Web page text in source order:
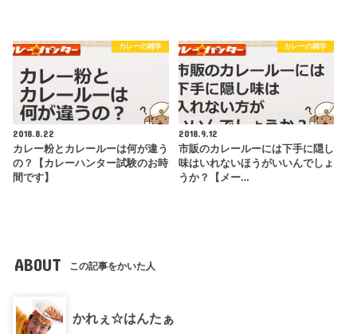
カレーの雑学
2018.8.22
カレー粉とカレールーは何が違う
の？【カレーハンター試験のお時
間です】
カレーの雑学
2018.9.12
市販のカレールーには下手に隠し
味はいれないほうがいいんでしょ
うか？【メー…
ABOUT この記事をかいた人
かれぇ☆はんたぁ